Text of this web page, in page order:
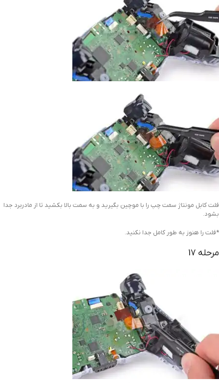
فلت کابل مونتاژ سمت چپ را با موچین بگیرید و به سمت بالا بکشید تا از مادربرد جدا
بشود.
*فلت را هنوز به طور کامل جدا نکنید.
مرحله 17